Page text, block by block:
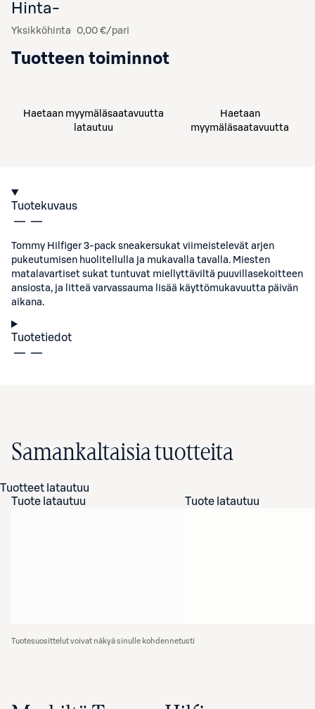
Hinta-
Yksikköhinta 0,00 €/pari
Tuotteen toiminnot
Haetaan myymäläsaatavuutta
latautuu
Haetaan
myymäläsaatavuutta
Tuotekuvaus
Tommy Hilfiger 3-pack sneakersukat viimeistelevät arjen
pukeutumisen huolitellulla ja mukavalla tavalla. Miesten
matalavartiset sukat tuntuvat miellyttäviltä puuvillasekoitteen
ansiosta, ja litteä varvassauma lisää käyttömukavuutta päivän
aikana.
Tuotetiedot
Samankaltaisia tuotteita
Tuotteet latautuu
Tuote latautuu
Tuote latautuu
Tuotesuosittelut voivat näkyä sinulle kohdennetusti